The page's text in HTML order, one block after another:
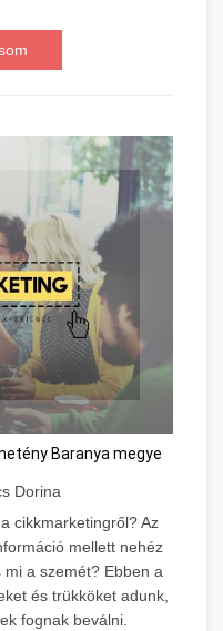
Baranya megye
Dorina
cikkmarketingről? Az
mellett nehéz
a szemét? Ebben a
és trükköket adunk,
fognak beválni.